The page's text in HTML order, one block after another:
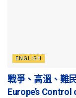
ENGLISH
戰爭、高溫、難
Europe’s